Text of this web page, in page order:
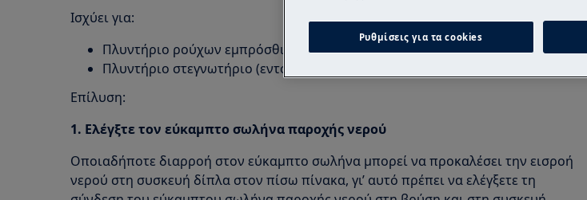
Ισχύει για:
Πλυντήριο ρούχων εμπρόσθιας φόρτωσης (εντοιχισμένο και ελεύθερο)
Πλυντήριο στεγνωτήριο (εντοιχισμένο και ελεύθερο)
Επίλυση:
1. Ελέγξτε τον εύκαμπτο σωλήνα παροχής νερού
Οποιαδήποτε διαρροή στον εύκαμπτο σωλήνα μπορεί να προκαλέσει την εισροή
νερού στη συσκευή δίπλα στον πίσω πίνακα, γι’ αυτό πρέπει να ελέγξετε τη
Ρυθμίσεις για τα cookies